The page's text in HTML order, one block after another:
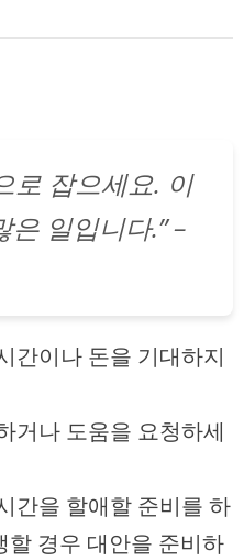
로 잡으세요. 이
일입니다.” –
간이나 돈을 기대하지
거나 도움을 요청하세
간을 할애할 준비를 하
할 경우 대안을 준비하